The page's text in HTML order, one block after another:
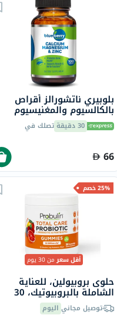
بلوبيري ناتشورالز أقراص
بالكالسيوم والمغنيسيوم
والزنك، 100 قطعة30 دقيقة تصلك في
66
25% خصم
أقل سعرمن 30 يوم
حلوى بروبيولين، للعناية
الشاملة بالبروبيوتيك، 30
قطعةتوصيل مجاني اليوم